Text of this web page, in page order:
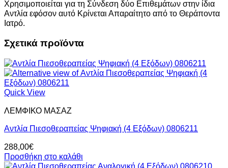
Χρησιμοποιείται για τη Σύνδεση δύο Επιθεμάτων στην ίδια
Αντλία εφόσον αυτό Κρίνεται Απαραίτητο από το Θεράποντα
Ιατρό.
Σχετικά προϊόντα
Quick View
ΛΕΜΦΙΚΟ ΜΑΣΑΖ
Αντλία Πιεσοθεραπείας Ψηφιακή (4 Eξόδων) 0806211
288,00€
Προσθήκη στο καλάθι